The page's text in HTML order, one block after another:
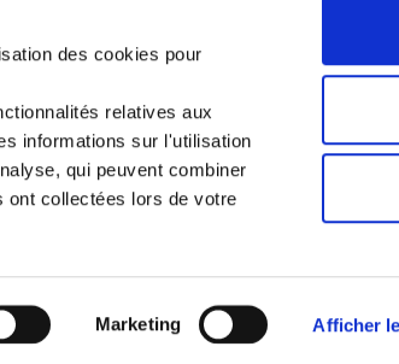
des cookies pour
relatives aux
informations sur l'utilisation
qui peuvent combiner
collectées lors de votre
Marketing Afficher